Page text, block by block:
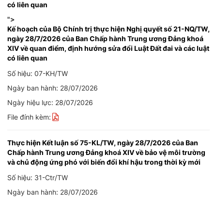
có liên quan
">
Kế hoạch của Bộ Chính trị thực hiện Nghị quyết số 21-NQ/TW,
ngày 28/7/2026 của Ban Chấp hành Trung ương Đảng khoá
XIV về quan điểm, định hướng sửa đổi Luật Đất đai và các luật
có liên quan
Số hiệu: 07-KH/TW
Ngày ban hành: 28/07/2026
Ngày hiệu lực: 28/07/2026
File đính kèm:
Thực hiện Kết luận số 75-KL/TW, ngày 28/7/2026 của Ban
Chấp hành Trung ương Đảng khoá XIV về bảo vệ môi trường
và chủ động ứng phó với biến đổi khí hậu trong thời kỳ mới
Số hiệu: 31-Ctr/TW
Ngày ban hành: 28/07/2026